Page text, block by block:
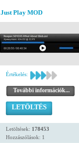
Just Play MOD
Értékelés:
További információk...
LETÖLTÉS
Letöltések: 178453
Hozzászólások: 1